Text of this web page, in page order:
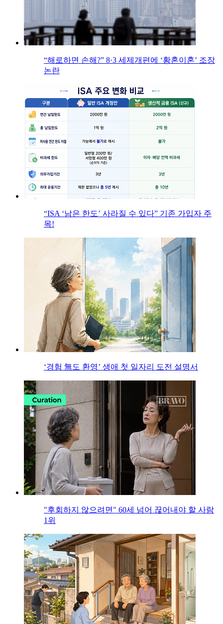
“해로하면 손해?” 8·3 세제개편에 ‘황혼이혼’ 조장
논란
“ISA ‘남은 한도’ 사라질 수 있다” 기존 가입자 주
목!
‘경험 無도 환영’ 생애 첫 일자리 도전 설명서
"후회하지 않으려면" 60세 넘어 끊어내야 할 사람
1위